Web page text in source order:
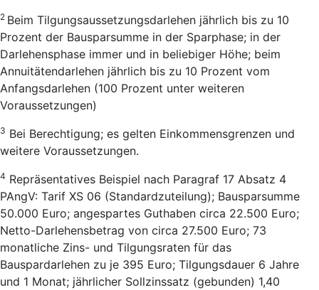
2 Beim Tilgungsaussetzungsdarlehen jährlich bis zu 10
Prozent der Bausparsumme in der Sparphase; in der
Darlehensphase immer und in beliebiger Höhe; beim
Annuitätendarlehen jährlich bis zu 10 Prozent vom
Anfangsdarlehen (100 Prozent unter weiteren
Voraussetzungen)
3 Bei Berechtigung; es gelten Einkommensgrenzen und
weitere Voraussetzungen.
4 Repräsentatives Beispiel nach Paragraf 17 Absatz 4
PAngV: Tarif XS 06 (Standardzuteilung); Bausparsumme
50.000 Euro; angespartes Guthaben circa 22.500 Euro;
Netto-Darlehensbetrag von circa 27.500 Euro; 73
monatliche Zins- und Tilgungsraten für das
Bauspardarlehen zu je 395 Euro; Tilgungsdauer 6 Jahre
und 1 Monat; jährlicher Sollzinssatz (gebunden) 1,40